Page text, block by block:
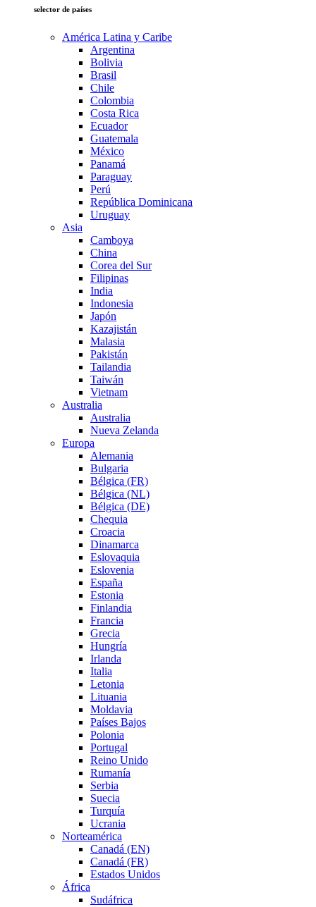
selector de países
América Latina y Caribe
Argentina
Bolivia
Brasil
Chile
Colombia
Costa Rica
Ecuador
Guatemala
México
Panamá
Paraguay
Perú
República Dominicana
Uruguay
Asia
Camboya
China
Corea del Sur
Filipinas
India
Indonesia
Japón
Kazajistán
Malasia
Pakistán
Tailandia
Taiwán
Vietnam
Australia
Australia
Nueva Zelanda
Europa
Alemania
Bulgaria
Bélgica (FR)
Bélgica (NL)
Bélgica (DE)
Chequia
Croacia
Dinamarca
Eslovaquia
Eslovenia
España
Estonia
Finlandia
Francia
Grecia
Hungría
Irlanda
Italia
Letonia
Lituania
Moldavia
Países Bajos
Polonia
Portugal
Reino Unido
Rumanía
Serbia
Suecia
Turquía
Ucrania
Norteamérica
Canadá (EN)
Canadá (FR)
Estados Unidos
África
Sudáfrica